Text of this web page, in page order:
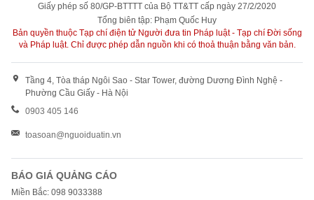
Giấy phép số 80/GP-BTTTT của Bộ TT&TT cấp ngày 27/2/2020
Tổng biên tập: Phạm Quốc Huy
Bản quyền thuộc Tạp chí điện tử Người đưa tin Pháp luật - Tạp chí Đời sống
và Pháp luật. Chỉ được phép dẫn nguồn khi có thoả thuận bằng văn bản.
Tầng 4, Tòa tháp Ngôi Sao - Star Tower, đường Dương Đình Nghệ -
Phường Cầu Giấy - Hà Nội
0903 405 146
toasoan@nguoiduatin.vn
BÁO GIÁ QUẢNG CÁO
Miền Bắc: 098 9033388